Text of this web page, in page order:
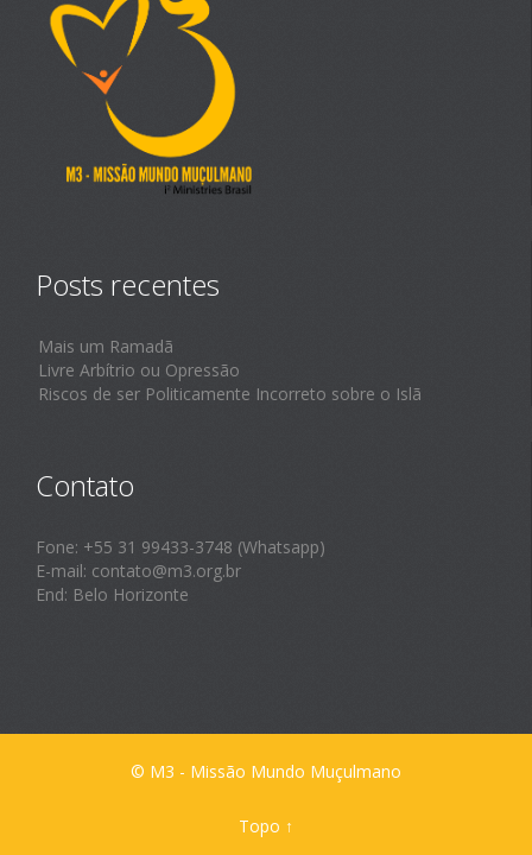
Posts recentes
Mais um Ramadã
Livre Arbítrio ou Opressão
Riscos de ser Politicamente Incorreto sobre o Islã
Contato
Fone: +55 31 99433-3748 (Whatsapp)
E-mail: contato@m3.org.br
End: Belo Horizonte
© M3 - Missão Mundo Muçulmano
Topo ↑